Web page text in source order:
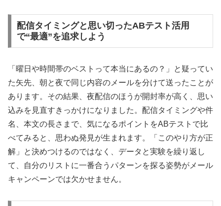
配信タイミングと思い切ったABテスト活用
で“最適”を追求しよう
「曜日や時間帯のベストって本当にあるの？」と疑ってい
た矢先、朝と夜で同じ内容のメールを分けて送ったことが
あります。その結果、夜配信のほうが開封率が高く、思い
込みを見直すきっかけになりました。配信タイミングや件
名、本文の長さまで、気になるポイントをABテストで比
べてみると、思わぬ発見が生まれます。「このやり方が正
解」と決めつけるのではなく、データと実験を繰り返し
て、自分のリストに一番合うパターンを探る姿勢がメール
キャンペーンでは欠かせません。